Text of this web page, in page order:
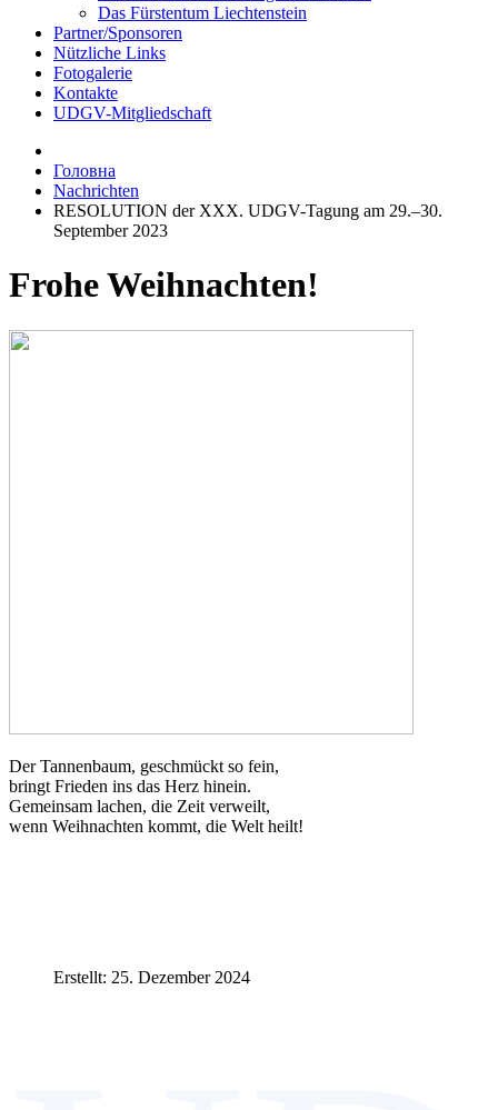
Das Fürstentum Liechtenstein
Partner/Sponsoren
Nützliche Links
Fotogalerie
Kontakte
UDGV-Mitgliedschaft
Головна
Nachrichten
RESOLUTION der XXX. UDGV-Tagung am 29.–30.
September 2023
Frohe Weihnachten!
Der Tannenbaum, geschmückt so fein,
bringt Frieden ins das Herz hinein.
Gemeinsam lachen, die Zeit verweilt,
wenn Weihnachten kommt, die Welt heilt!
Erstellt: 25. Dezember 2024